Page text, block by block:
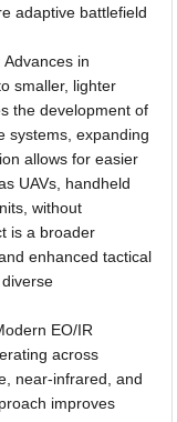
adaptive battlefield
in
smaller, lighter
the development of
systems, expanding
allows for easier
UAVs, handheld
without
is a broader
enhanced tactical
EO/IR
across
near-infrared, and
improves